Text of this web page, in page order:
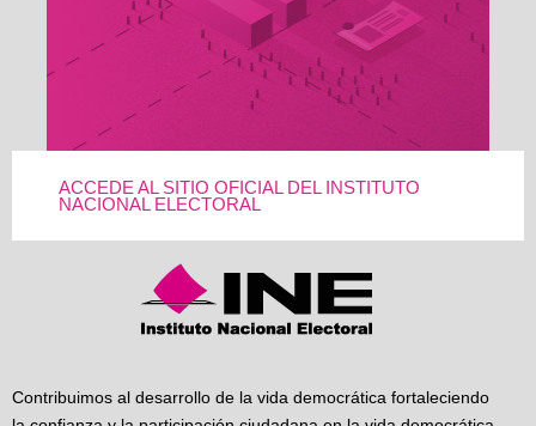
ACCEDE AL SITIO OFICIAL DEL INSTITUTO
NACIONAL ELECTORAL
Contribuimos al desarrollo de la vida democrática fortaleciendo